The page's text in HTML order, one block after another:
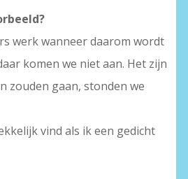
werk wanneer daarom wordt
komen we niet aan. Het zijn
zouden gaan, stonden we
vind als ik een gedicht